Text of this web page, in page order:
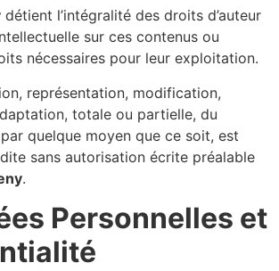
détient l’intégralité des droits d’auteur
sur ces contenus ou
nécessaires pour leur exploitation.
représentation, modification,
totale ou partielle, du
quelque moyen que ce soit, est
sans autorisation écrite préalable
.
Personnelles et